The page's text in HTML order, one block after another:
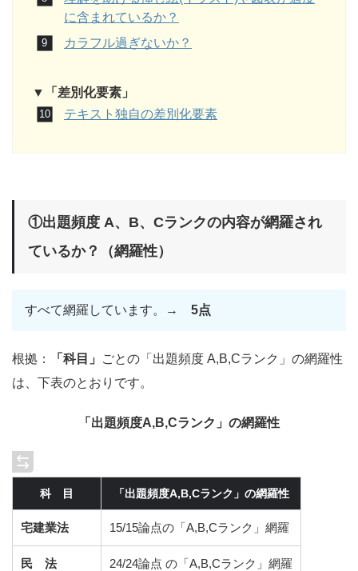
に含まれているか？
カラフル過ぎないか？
▼「差別化要素」
テキスト独自の差別化要素
①出題頻度 A、B、Cランクの内容が網羅され
ているか？（網羅性）
すべて網羅しています。→ 5点
根拠： 「科目」
ごとの「出題頻度 A,B,Cランク」の網羅性
は、下表のとおりです。
「出題頻度A,B,Cランク」の網羅性
科 目 「出題頻度A,B,Cランク」の網羅性
宅建業法 15/15論点の「A,B,Cランク」網羅
民 法 24/24論点 の「A,B,Cランク」網羅